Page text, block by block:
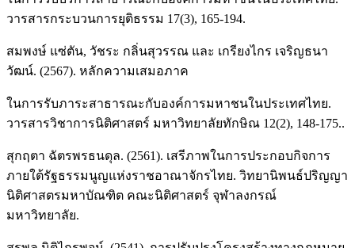
วารสารกระบวนการยุติธรรม 17(3), 165-194.
สมพงษ์ แซ่ตัน, วัชระ กลิ่นสุวรรณ และ เกรียงไกร เจริญธนา
วัฒน์. (2567). หลักความเสมอภาค
ในการรับภาระสาธารณะกับองค์การมหาชนในประเทศไทย.
วารสารวิชาการนิติศาสตร์ มหาวิทยาลัยทักษิณ 12(2), 148-175..
สุกฤตา ฉัตรพรธนดุล. (2561). เสรีภาพในการประกอบกิจการ
ภายใต้รัฐธรรมนูญแห่งราชอาณาจักรไทย. วิทยานิพนธ์ปริญญา
นิติศาสตรมหาบัณฑิต คณะนิติศาสตร์ จุฬาลงกรณ์
มหาวิทยาลัย.